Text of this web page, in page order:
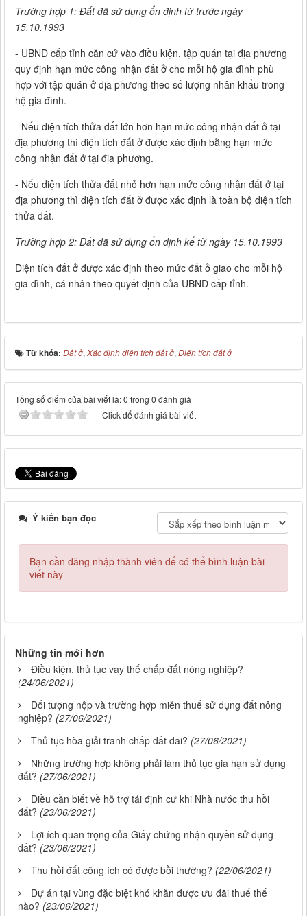
Trường hợp 1: Đất đã sử dụng ổn định từ trước ngày
15.10.1993
- UBND cấp tỉnh căn cứ vào điều kiện, tập quán tại địa phương
quy định hạn mức công nhận đất ở cho mỗi hộ gia đình phù
hợp với tập quán ở địa phương theo số lượng nhân khẩu trong
hộ gia đình.
- Nếu diện tích thửa đất lớn hơn hạn mức công nhận đất ở tại
địa phương thì diện tích đất ở được xác định bằng hạn mức
công nhận đất ở tại địa phương.
- Nếu diện tích thửa đất nhỏ hơn hạn mức công nhận đất ở tại
địa phương thì diện tích đất ở được xác định là toàn bộ diện tích
thửa đất.
Trường hợp 2: Đất đã sử dụng ổn định kể từ ngày 15.10.1993
Diện tích đất ở được xác định theo mức đất ở giao cho mỗi hộ
gia đình, cá nhân theo quyết định của UBND cấp tỉnh.
Từ khóa: Đất ở, Xác định diện tích đất ở, Diện tích đất ở
Tổng số điểm của bài viết là: 0 trong 0 đánh giá
Click để đánh giá bài viết
Ý kiến bạn đọc
Bạn cần đăng nhập thành viên để có thể bình luận bài
viết này
Những tin mới hơn
Điều kiện, thủ tục vay thế chấp đất nông nghiệp?
(24/06/2021)
Đối tượng nộp và trường hợp miễn thuế sử dụng đất nông
nghiệp? (27/06/2021)
Thủ tục hòa giải tranh chấp đất đai? (27/06/2021)
Những trường hợp không phải làm thủ tục gia hạn sử dụng
đất? (27/06/2021)
Điều cần biết về hỗ trợ tái định cư khi Nhà nước thu hồi
đất? (23/06/2021)
Lợi ích quan trọng của Giấy chứng nhận quyền sử dụng
đất? (23/06/2021)
Thu hồi đất công ích có được bồi thường? (22/06/2021)
Dự án tại vùng đặc biệt khó khăn được ưu đãi thuế thế
nào? (23/06/2021)